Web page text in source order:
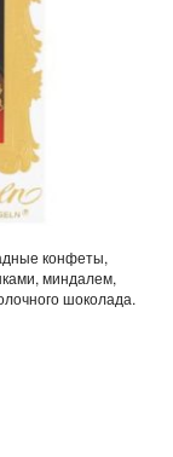
конфеты,
миндалем,
шоколада.